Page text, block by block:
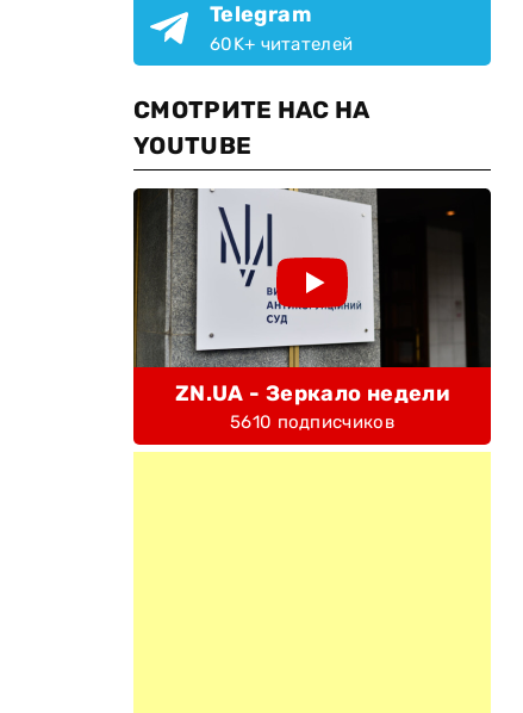
Telegram
60K+ читателей
СМОТРИТЕ НАС НА
YOUTUBE
ZN.UA - Зеркало недели
5610 подписчиков